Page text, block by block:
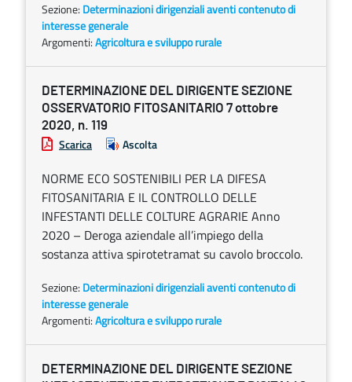
Sezione: Determinazioni dirigenziali aventi contenuto di
interesse generale
Argomenti:Agricoltura e sviluppo rurale
DETERMINAZIONE DEL DIRIGENTE SEZIONE
OSSERVATORIO FITOSANITARIO 7 ottobre
2020, n. 119
Scarica Ascolta
NORME ECO SOSTENIBILI PER LA DIFESA
FITOSANITARIA E IL CONTROLLO DELLE
INFESTANTI DELLE COLTURE AGRARIE Anno
2020 – Deroga aziendale all’impiego della
sostanza attiva spirotetramat su cavolo broccolo.
Sezione: Determinazioni dirigenziali aventi contenuto di
interesse generale
Argomenti:Agricoltura e sviluppo rurale
DETERMINAZIONE DEL DIRIGENTE SEZIONE